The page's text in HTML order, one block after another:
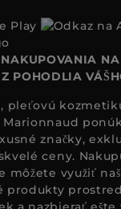
NA
POHODLIA
pleťovú
značky,
ceny.
môžete využiť
produkty